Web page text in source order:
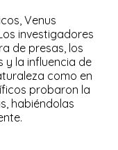
Venus
investigadores
de presas, los
y la influencia de
como en
probaron la
habiéndolas